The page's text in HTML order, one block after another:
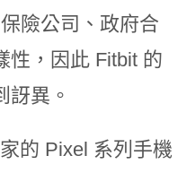
險公司、政府合
性，因此 Fitbit 的
訝異。
的 Pixel 系列手機